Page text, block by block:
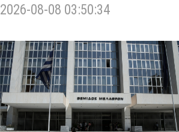
2026-08-08 03:50:34